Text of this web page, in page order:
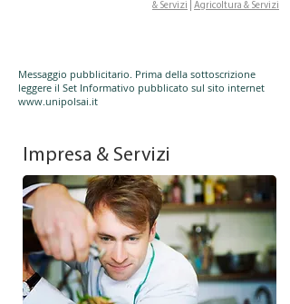
& Servizi
Agricoltura & Servizi
Messaggio pubblicitario. Prima della sottoscrizione
leggere il Set Informativo pubblicato sul sito internet
www.unipolsai.it
Impresa & Servizi